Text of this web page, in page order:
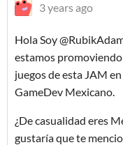
3 years ago
Hola Soy
estamos
juegos de esta JAM
GameDev Mexicano.
¿De casualidad eres
gustaría que te